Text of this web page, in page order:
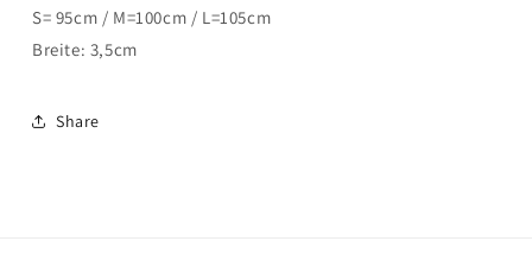
S= 95cm / M=100cm / L=105cm
Breite: 3,5cm
Share